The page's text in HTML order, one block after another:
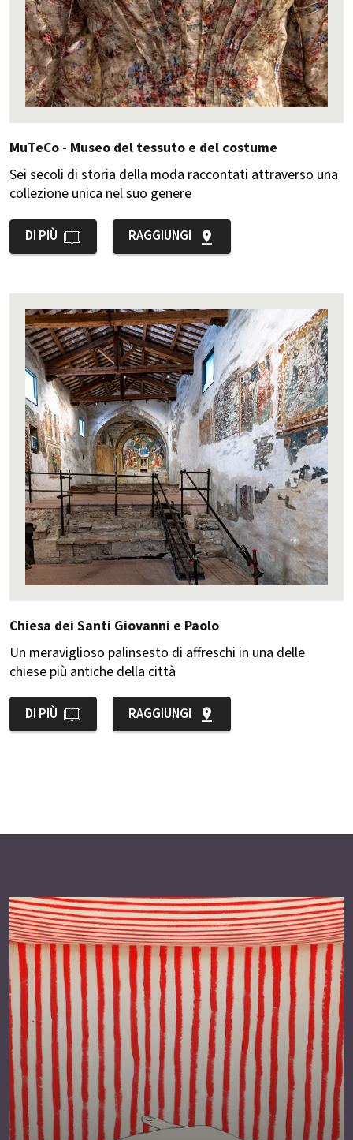
MuTeCo - Museo del tessuto e del costume
Sei secoli di storia della moda raccontati attraverso una
collezione unica nel suo genere
DI PIÙ RAGGIUNGI
Chiesa dei Santi Giovanni e Paolo
Un meraviglioso palinsesto di affreschi in una delle
chiese più antiche della città
DI PIÙ RAGGIUNGI